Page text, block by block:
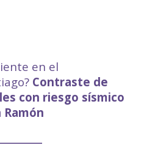
en el
Contraste de
con riesgo sísmico